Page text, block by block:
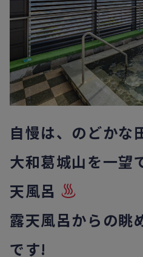
自慢は、のどかな
大和葛城山を一望
天風呂
露天風呂からの眺
です!